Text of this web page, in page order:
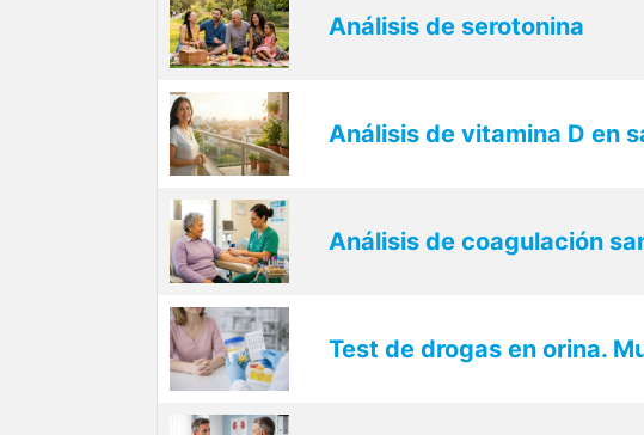
Análisis de serotonina
Análisis de vitamina D en
Análisis de coagulación
Test de drogas en orina.